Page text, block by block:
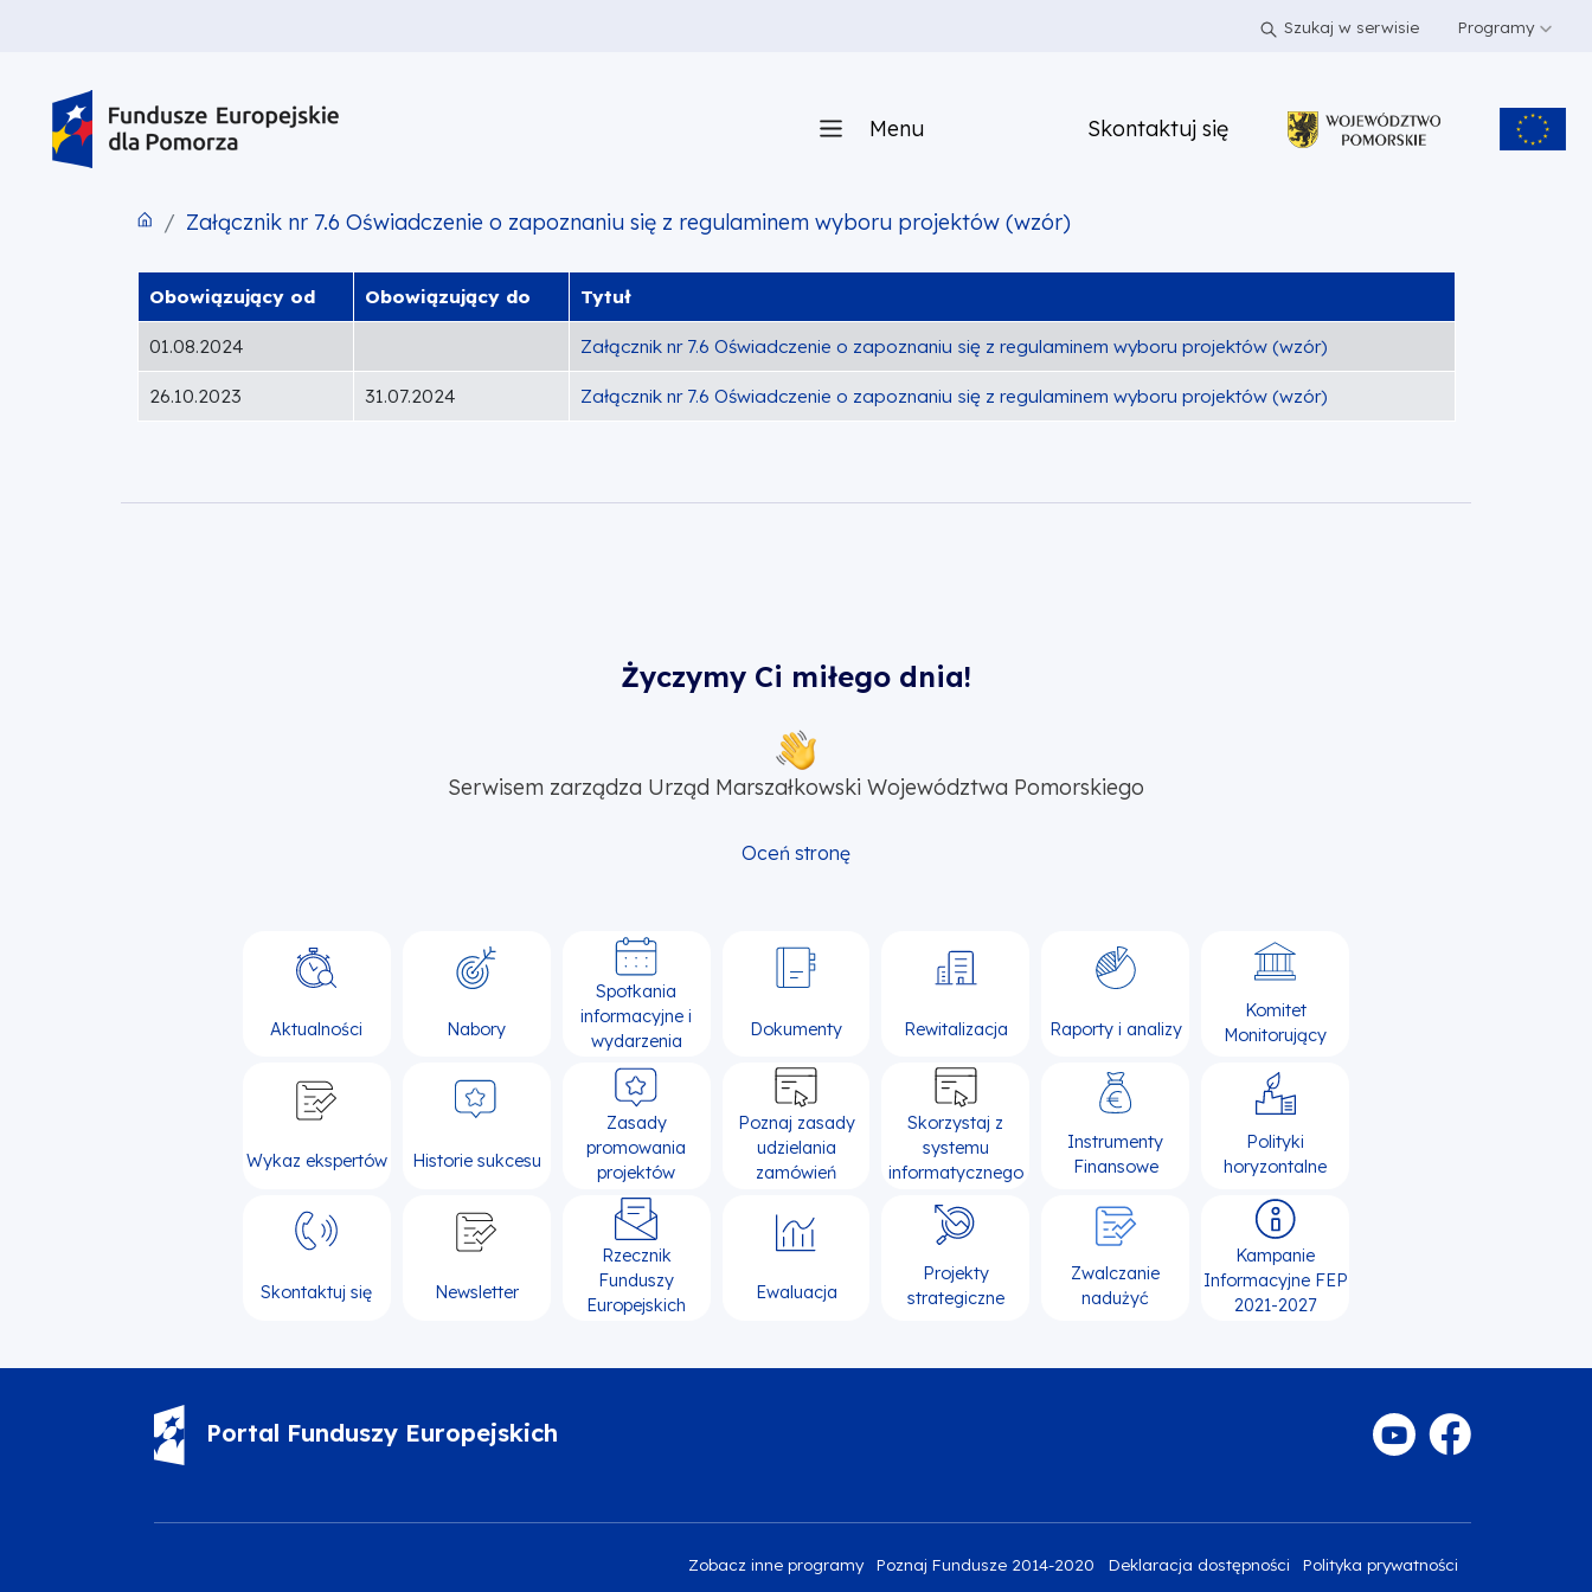
Szukaj w serwisie Programy
Menu Skontaktuj się
Załącznik nr 7.6 Oświadczenie o zapoznaniu się z regulaminem wyboru projektów (wzór)
Obowiązujący od Obowiązujący do Tytuł
01.08.2024 Załącznik nr 7.6 Oświadczenie o zapoznaniu się z regulaminem wyboru projektów (wzór)
26.10.2023 31.07.2024 Załącznik nr 7.6 Oświadczenie o zapoznaniu się z regulaminem wyboru projektów (wzór)
Życzymy Ci miłego dnia!
Serwisem zarządza Urząd Marszałkowski Województwa Pomorskiego
Oceń stronę
Aktualności Nabory
Spotkania
informacyjne i
wydarzenia
Dokumenty Rewitalizacja Raporty i analizy
Komitet
Monitorujący
Wykaz ekspertów Historie sukcesu
Zasady
promowania
projektów
Poznaj zasady
udzielania
zamówień
Skorzystaj z
systemu
informatycznego
Instrumenty
Finansowe
Polityki
horyzontalne
Skontaktuj się Newsletter
Rzecznik
Funduszy
Europejskich
Ewaluacja
Projekty
strategiczne
Zwalczanie
nadużyć
Kampanie
Informacyjne FEP
2021-2027
Portal Funduszy Europejskich
Zobacz inne programy Poznaj Fundusze 2014-2020 Deklaracja dostępności Polityka prywatności